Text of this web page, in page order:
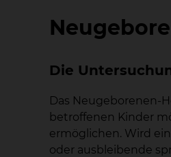
Die
Das Neugeborenen-
betroffenen Kinder
ermöglichen. Wird
oder ausbleibende